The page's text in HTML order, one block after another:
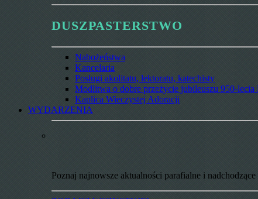
DUSZPASTERSTWO
Nabożeństwa
Kancelaria
Posługi akolitatu, lektoratu, katechisty
Modlitwa o dobre przeżycie jubileuszu 950-lecia
Kaplica Wieczystej Adoracji
WYDARZENIA
Poznaj najnowsze aktualności parafialne i